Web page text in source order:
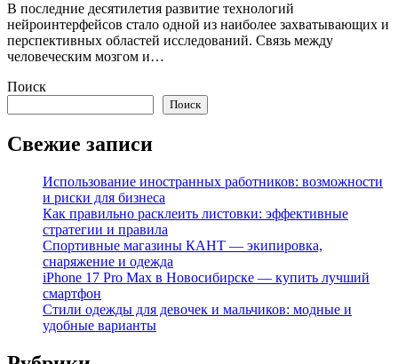
В последние десятилетия развитие технологий
нейроинтерфейсов стало одной из наиболее захватывающих и
перспективных областей исследований. Связь между
человеческим мозгом и…
Поиск
Поиск
Свежие записи
Использование иностранных работников: возможности
и риски для бизнеса
Как правильно расклеить листовки: эффективные
стратегии и правила
Спортивные магазины КАНТ — экипировка,
снаряжение и одежда
iPhone 17 Pro Max в Новосибирске — купить лучший
смартфон
Стили одежды для девочек и мальчиков: модные и
удобные варианты